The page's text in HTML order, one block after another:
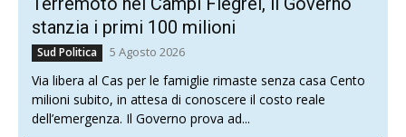
stanzia i primi 100 milioni
Sud Politica 5 Agosto 2026
Via libera al Cas per le famiglie rimaste senza casa Cento
milioni subito, in attesa di conoscere il costo reale
dell’emergenza. Il Governo prova ad...